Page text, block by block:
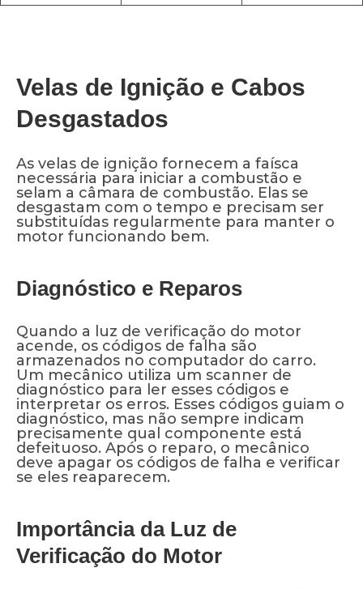
Velas de Ignição e Cabos
Desgastados
As velas de ignição fornecem a faísca
necessária para iniciar a combustão e
selam a câmara de combustão. Elas se
desgastam com o tempo e precisam ser
substituídas regularmente para manter o
motor funcionando bem.
Diagnóstico e Reparos
Quando a luz de verificação do motor
acende, os códigos de falha são
armazenados no computador do carro.
Um mecânico utiliza um scanner de
diagnóstico para ler esses códigos e
interpretar os erros. Esses códigos guiam o
diagnóstico, mas não sempre indicam
precisamente qual componente está
defeituoso. Após o reparo, o mecânico
deve apagar os códigos de falha e verificar
se eles reaparecem.
Importância da Luz de
Verificação do Motor